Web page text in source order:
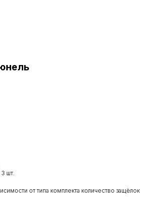
шт.
от типа комплекта количество защёлок